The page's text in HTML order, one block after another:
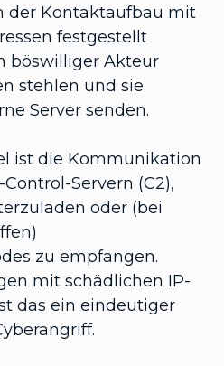
der Kontaktaufbau mit
festgestellt
böswilliger Akteur
stehlen und sie
Server senden.
ist die Kommunikation
Servern (C2),
oder (bei
zu empfangen.
mit schädlichen IP-
das ein eindeutiger